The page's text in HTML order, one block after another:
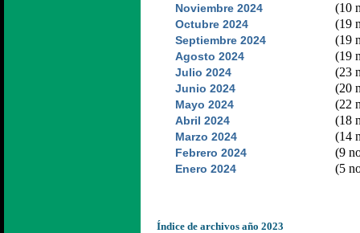
Noviembre 2024 (10
Octubre 2024 (19
Septiembre 2024 (19
Agosto 2024 (19
Julio 2024 (23
Junio 2024 (20
Mayo 2024 (22
Abril 2024 (18
Marzo 2024 (14
Febrero 2024 (9
Enero 2024 (5
Índice de archivos año 2023